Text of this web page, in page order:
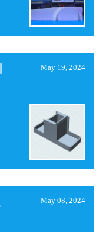
May 19, 2024
May 08, 2024